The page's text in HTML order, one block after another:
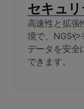
セキュリ
高速性と拡張
境で、NGSや
データを安全
できます。